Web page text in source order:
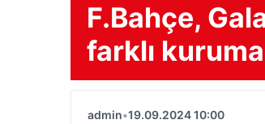
F.Bahçe,
farklı
admin•19.09.2024 10:00